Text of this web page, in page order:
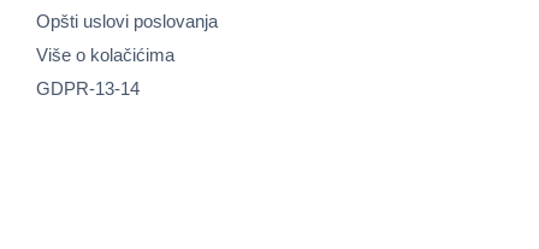
Opšti uslovi poslovanja
Više o kolačićima
GDPR-13-14